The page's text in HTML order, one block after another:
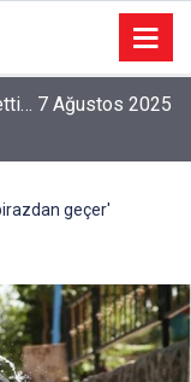
7 Ağustos 2025
geçer'